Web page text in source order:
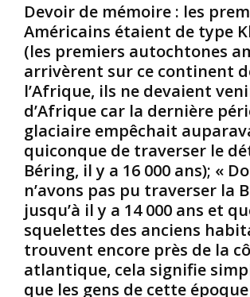
Devoir de mémoire : les
Américains étaient de type
(les premiers autochtones
arrivèrent sur ce continent
l’Afrique, ils ne devaient
d’Afrique car la dernière
glaciaire empêchait
quiconque de traverser le
Béring, il y a 16 000 ans); «
n’avons pas pu traverser la
jusqu’à il y a 14 000 ans et
squelettes des anciens
trouvent encore près de la
atlantique, cela signifie
que les gens de cette